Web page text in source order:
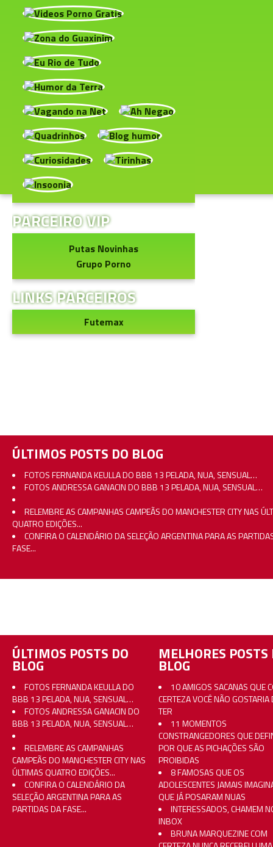
PARCEIRO VIP
Putas Novinhas
Grupo Porno
LINKS PARCEIROS
Futemax
ÚLTIMOS POSTS DO BLOG
FOTOS FERNANDA KEULLA DO BBB 13 PELADA, NUA, SENSUAL…
FOTOS ANDRESSA GANACIN DO BBB 13 PELADA, NUA, SENSUAL…
RELEMBRE AS CAMPANHAS CAMPEÃS DO MANCHESTER CITY NAS
QUATRO EDIÇÕES...
CONFIRA O CALENDÁRIO DA SELEÇÃO ARGENTINA PARA AS
FASE...
ÚLTIMOS POSTS DO
BLOG
FOTOS FERNANDA KEULLA DO
BBB 13 PELADA, NUA, SENSUAL…
FOTOS ANDRESSA GANACIN DO
BBB 13 PELADA, NUA, SENSUAL…
RELEMBRE AS CAMPANHAS
CAMPEÃS DO MANCHESTER CITY NAS
ÚLTIMAS QUATRO EDIÇÕES...
CONFIRA O CALENDÁRIO DA
SELEÇÃO ARGENTINA PARA AS
PARTIDAS DA FASE...
MELHORES POSTS
BLOG
10 AMIGOS SACANAS QUE
CERTEZA VOCÊ NÃO GOSTARIA
TER
11 MOMENTOS
CONSTRANGEDORES QUE
POR QUE AS PICHAÇÕES SÃO
PROIBIDAS
8 FAMOSAS QUE OS
ADOLESCENTES JAMAIS
QUE JÁ POSARAM NUAS
INTERESSADOS, CHAMEM
INBOX
BRUNA MARQUEZINE COM